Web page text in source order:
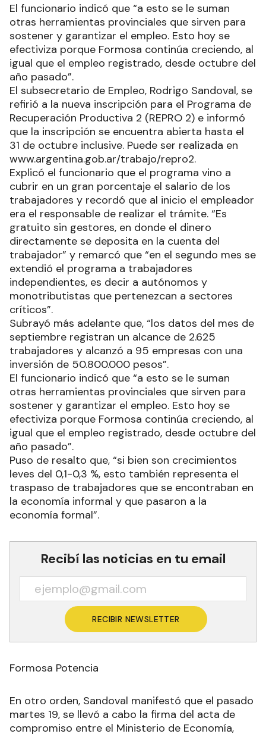
El funcionario indicó que “a esto se le suman
otras herramientas provinciales que sirven para
sostener y garantizar el empleo. Esto hoy se
efectiviza porque Formosa continúa creciendo, al
igual que el empleo registrado, desde octubre del
año pasado”.
El subsecretario de Empleo, Rodrigo Sandoval, se
refirió a la nueva inscripción para el Programa de
Recuperación Productiva 2 (REPRO 2) e informó
que la inscripción se encuentra abierta hasta el
31 de octubre inclusive. Puede ser realizada en
www.argentina.gob.ar/trabajo/repro2.
Explicó el funcionario que el programa vino a
cubrir en un gran porcentaje el salario de los
trabajadores y recordó que al inicio el empleador
era el responsable de realizar el trámite. “Es
gratuito sin gestores, en donde el dinero
directamente se deposita en la cuenta del
trabajador” y remarcó que “en el segundo mes se
extendió el programa a trabajadores
independientes, es decir a autónomos y
monotributistas que pertenezcan a sectores
críticos”.
Subrayó más adelante que, “los datos del mes de
septiembre registran un alcance de 2.625
trabajadores y alcanzó a 95 empresas con una
inversión de 50.800.000 pesos”.
El funcionario indicó que “a esto se le suman
otras herramientas provinciales que sirven para
sostener y garantizar el empleo. Esto hoy se
efectiviza porque Formosa continúa creciendo, al
igual que el empleo registrado, desde octubre del
año pasado”.
Puso de resalto que, “si bien son crecimientos
leves del 0,1-0,3 %, esto también representa el
traspaso de trabajadores que se encontraban en
la economía informal y que pasaron a la
economía formal”.
Recibí las noticias en tu email
RECIBIR NEWSLETTER
Formosa Potencia
En otro orden, Sandoval manifestó que el pasado
martes 19, se llevó a cabo la firma del acta de
compromiso entre el Ministerio de Economía,